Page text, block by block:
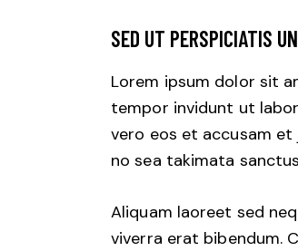
SED UT PERSPICIATIS
Lorem ipsum dolor sit
tempor invidunt ut
vero eos et accusam
no sea takimata
Aliquam laoreet sed
viverra erat bibendum.